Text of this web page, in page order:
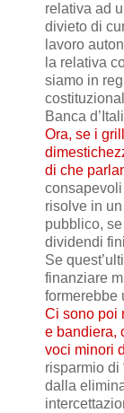
relativa ad
divieto di
lavoro
la relativa
siamo in
Banca
Ora, se i
di che
risolve in
pubblico,
dividendi
Se
finanziare
formerebbe
Ci sono poi
e bandiera,
voci minori
risparmio di
dalla